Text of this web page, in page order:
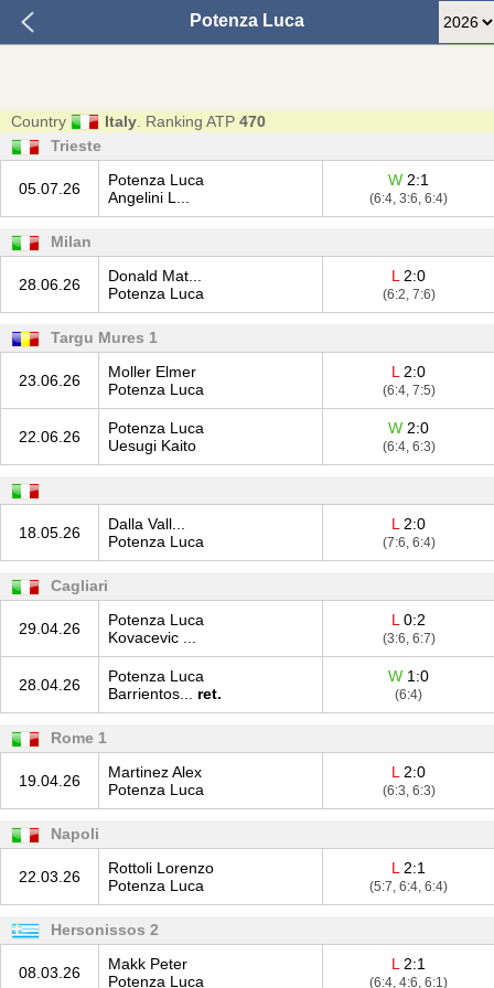
Potenza Luca
Country Italy . Ranking ATP 470
Trieste
05.07.26
Potenza Luca
Angelini L...
W 2:1
(6:4, 3:6, 6:4)
Milan
28.06.26
Donald Mat...
Potenza Luca
L 2:0
(6:2, 7:6)
Targu Mures 1
23.06.26
Moller Elmer
Potenza Luca
L 2:0
(6:4, 7:5)
22.06.26
Potenza Luca
Uesugi Kaito
W 2:0
(6:4, 6:3)
18.05.26
Dalla Vall...
Potenza Luca
L 2:0
(7:6, 6:4)
Cagliari
29.04.26
Potenza Luca
Kovacevic ...
L 0:2
(3:6, 6:7)
28.04.26
Potenza Luca
Barrientos... ret.
W 1:0
(6:4)
Rome 1
19.04.26
Martinez Alex
Potenza Luca
L 2:0
(6:3, 6:3)
Napoli
22.03.26
Rottoli Lorenzo
Potenza Luca
L 2:1
(5:7, 6:4, 6:4)
Hersonissos 2
08.03.26
Makk Peter
Potenza Luca
L 2:1
(6:4, 4:6, 6:1)